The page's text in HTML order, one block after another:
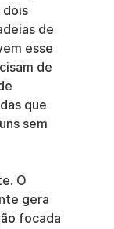
dois
de
esse
de
que
sem
O
gera
focada